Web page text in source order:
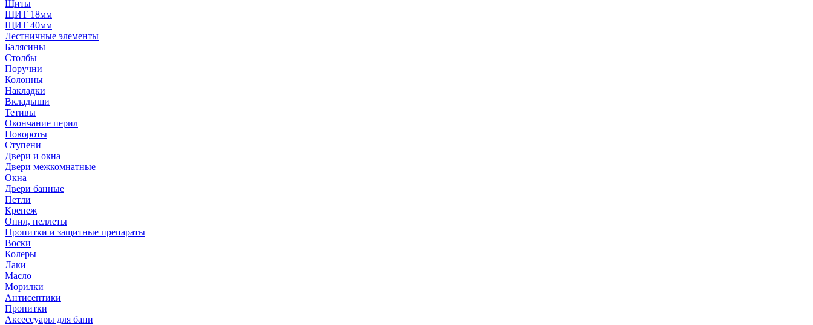
Щиты
ЩИТ 18мм
ЩИТ 40мм
Лестничные элементы
Балясины
Столбы
Поручни
Колонны
Накладки
Вкладыши
Тетивы
Окончание перил
Повороты
Ступени
Двери и окна
Двери межкомнатные
Окна
Двери банные
Петли
Крепеж
Опил, пеллеты
Пропитки и защитные препараты
Воски
Колеры
Лаки
Масло
Морилки
Антисептики
Пропитки
Аксессуары для бани